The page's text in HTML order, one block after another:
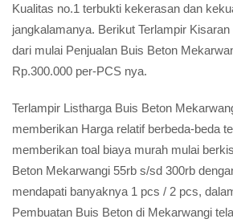
Kualitas no.1 terbukti kekerasan dan
jangkalamanya. Berikut Terlampir
dari mulai Penjualan Buis Beton
Rp.300.000 per-PCS nya.
Terlampir Listharga Buis Beton
memberikan Harga relatif berbeda-beda
memberikan toal biaya murah mulai
Beton Mekarwangi 55rb s/sd 300rb
mendapati banyaknya 1 pcs / 2 pcs,
Pembuatan Buis Beton di Mekarwangi